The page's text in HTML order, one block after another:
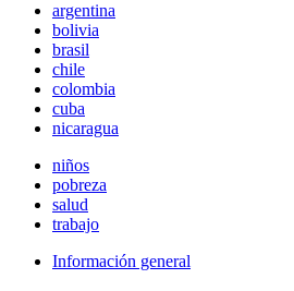
argentina
bolivia
brasil
chile
colombia
cuba
nicaragua
niños
pobreza
salud
trabajo
Información general